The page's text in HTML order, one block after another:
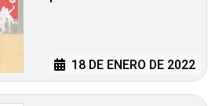
18 DE ENERO DE 2022